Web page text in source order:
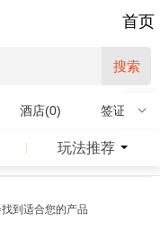
首页
搜索
酒店(0) 签证(0)
玩法推荐
到适合您的产品